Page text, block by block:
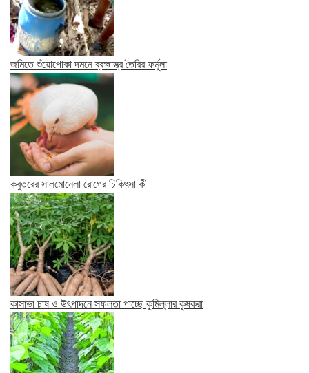
জমিতে শুঁয়োপোকা দমনে ব্রহ্মাস্ত্র তৈরির ফর্মুলা
কবুতরের সালমোনেলা রোগের চিকিৎসা কী
কাসাভা চাষ ও উৎপাদনে সফলতা পাচ্ছে কুমিল্লার কৃষকরা